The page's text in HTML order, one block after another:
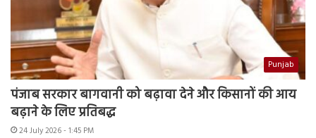
Punjab
पंजाब सरकार बागवानी को बढ़ावा देने और किसानों की आय
बढ़ाने के लिए प्रतिबद्ध
24 July 2026 - 1:45 PM